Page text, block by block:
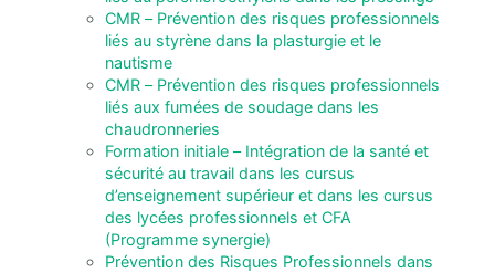
CMR – Prévention des risques professionnels
liés au styrène dans la plasturgie et le
nautisme
CMR – Prévention des risques professionnels
liés aux fumées de soudage dans les
chaudronneries
Formation initiale – Intégration de la santé et
sécurité au travail dans les cursus
d’enseignement supérieur et dans les cursus
des lycées professionnels et CFA
(Programme synergie)
Prévention des Risques Professionnels dans